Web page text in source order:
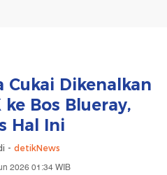
Cukai Dikenalkan
Bos Blueray,
Hal Ini
- detikNews
2026 01:34 WIB